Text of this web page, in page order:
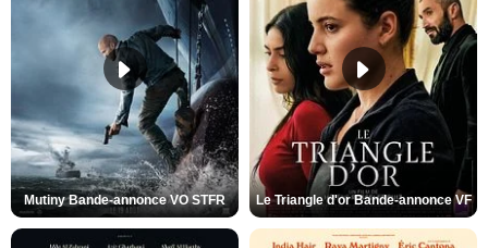
Mutiny Bande-annonce VO STFR Le Triangle d'or Bande-annonce VF